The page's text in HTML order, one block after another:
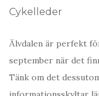
Cykelleder
Älvdalen är perfekt
september när det
Tänk om det